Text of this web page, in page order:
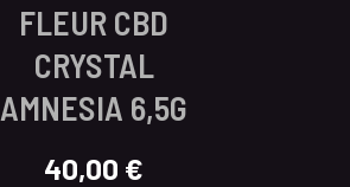
FLEUR CBD
CRYSTAL
AMNESIA 6,5G
40,00 €